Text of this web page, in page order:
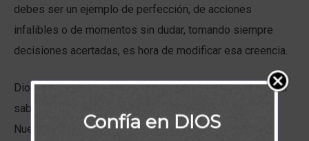
debes ser un ejemplo de perfección, de acciones
infalibles o de momentos sin dudar, tomando siempre
decisiones acertadas, es hora de modificar esa creencia.
Dios no requiere que seamos perfectos; Él nos hizo, y Él
sabe que somos humanos y cometeremos errores.
Nuestro trabajo es levantarnos todos los días y hacer
Confía en DIOS